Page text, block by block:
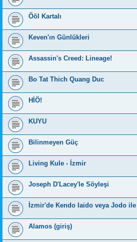
Ööl Kartalı
Keven'ın Günlükleri
Assassin's Creed: Lineage!
Bo Tat Thich Quang Duc
HİÖ!
KUYU
Bilinmeyen Güç
Living Kule - İzmir
Joseph D'Lacey'le Söyleşi
İzmir'de Kendo Iaido veya Jodo
Alamos (giriş)